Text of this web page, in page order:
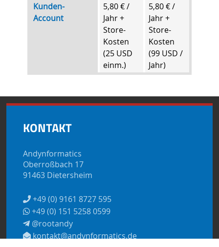
Kunden-
Account
5,80 € /
Jahr +
Store-
Kosten
(25 USD
einm.)
5,80 € /
Jahr +
Store-
Kosten
(99 USD /
Jahr)
KONTAKT
Andynformatics
Oberroßbach 17
91463 Dietersheim
+49 (0) 9161 8727 595
+49 (0) 151 5258 0599
@rootandy
kontakt@andynformatics.de